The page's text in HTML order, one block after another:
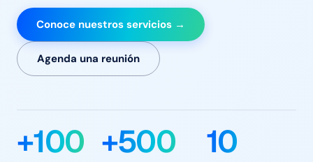
Conoce nuestros servicios →
Agenda una reunión
+100 +500 10